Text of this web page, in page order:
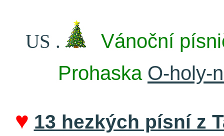
US .
Vánoční
Prohaska O-holy-
♥ 13 hezkých písní z